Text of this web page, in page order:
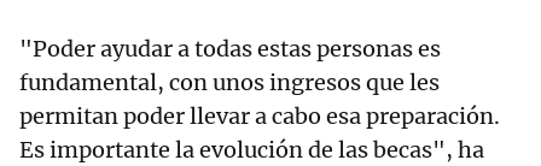
"Poder ayudar a todas estas personas es
fundamental, con unos ingresos que les
permitan poder llevar a cabo esa preparación.
Es importante la evolución de las becas", ha